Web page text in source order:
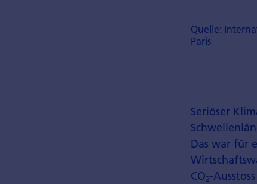
Quelle:
Paris
Seriöser
Das war für
CO2-